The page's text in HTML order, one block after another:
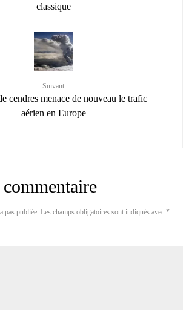
classique
Suivant
cendres menace de nouveau le trafic
aérien en Europe
pas publiée. Les champs obligatoires sont indiqués avec *